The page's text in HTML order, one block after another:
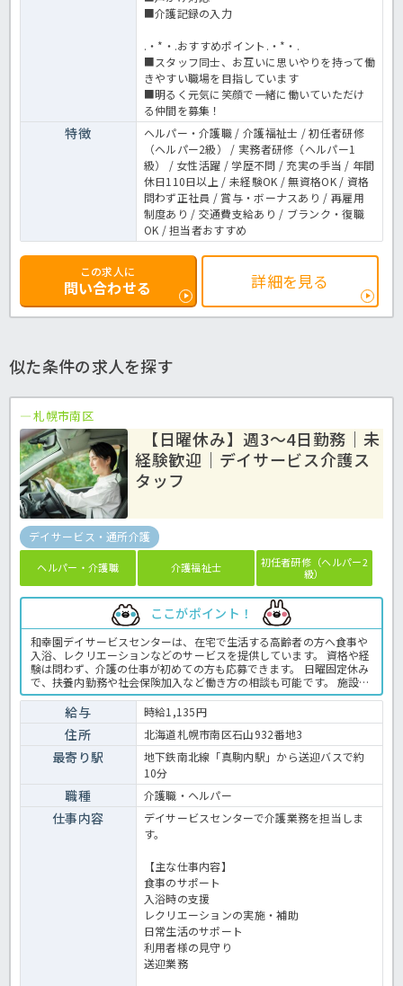
■介護記録の入力
.・*・.おすすめポイント.・*・.
■スタッフ同士、お互いに思いやりを持って働
きやすい職場を目指しています
■明るく元気に笑顔で一緒に働いていただけ
る仲間を募集！
特徴
ヘルパー・介護職 / 介護福祉士 / 初任者研修
（ヘルパー2級） / 実務者研修（ヘルパー1
級） / 女性活躍 / 学歴不問 / 充実の手当 / 年間
休日110日以上 / 未経験OK / 無資格OK / 資格
問わず正社員 / 賞与・ボーナスあり / 再雇用
制度あり / 交通費支給あり / ブランク・復職
OK / 担当者おすすめ
この求人に
問い合わせる 詳細を見る
似た条件の求人を探す
札幌市南区
【日曜休み】週3～4日勤務｜未
経験歓迎｜デイサービス介護ス
タッフ
デイサービス・通所介護
ヘルパー・介護職 介護福祉士
初任者研修（ヘルパー2
級）
ここがポイント！
和幸園デイサービスセンターは、在宅で生活する高齢者の方へ食事や
入浴、レクリエーションなどのサービスを提供しています。 資格や経
験は問わず、介護の仕事が初めての方も応募できます。 日曜固定休み
で、扶養内勤務や社会保険加入など働き方の相談も可能です。 施設内
には職員用保育園があり、子育てと仕事を両立したい方にもおすすめ
です。 また、地下鉄真駒内駅から無料送迎バスを利用でき、マイカー
通勤にも対応しています。 ☆ご興味がありましたらほっ介護までお問
合せ下さいね！デイサービスでの介護業務全般です。 ＜介護職 パー
ト デイサービスの求人＞
給与 時給1,135円
住所 北海道札幌市南区石山932番地3
最寄り駅
地下鉄南北線「真駒内駅」から送迎バスで約
10分
職種 介護職・ヘルパー
仕事内容
デイサービスセンターで介護業務を担当しま
す。
【主な仕事内容】
食事のサポート
入浴時の支援
レクリエーションの実施・補助
日常生活のサポート
利用者様の見守り
送迎業務